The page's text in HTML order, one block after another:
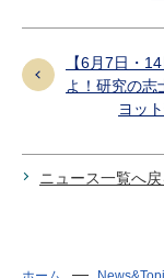
【6月7日・
よ！研究の志
ヨッ
ニュース一覧へ戻